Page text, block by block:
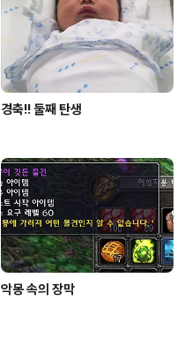
경축!! 둘째 탄생
악몽 속의 장막